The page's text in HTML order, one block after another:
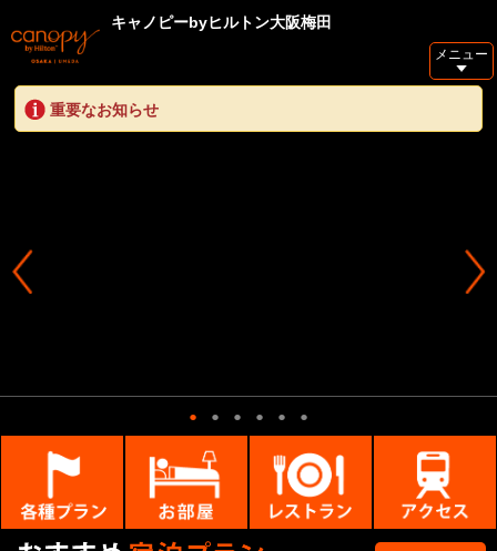
キャノピーbyヒルトン大阪梅田
メニュー
重要なお知らせ